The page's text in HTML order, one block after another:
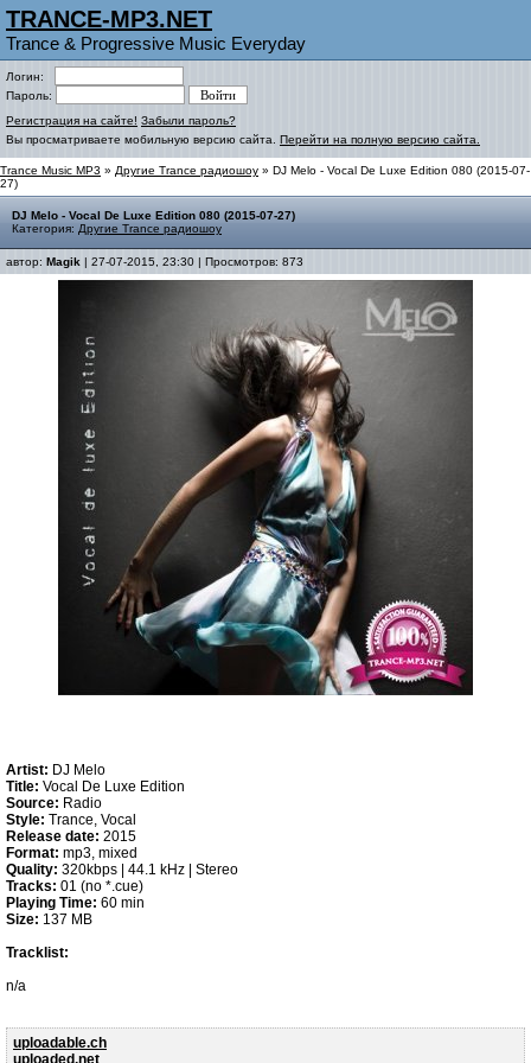
TRANCE-MP3.NET
Trance & Progressive Music Everyday
Логин:
Пароль:
Регистрация на сайте! Забыли пароль?
Вы просматриваете мобильную версию сайта. Перейти на полную версию сайта.
Trance Music MP3 » Другие Trance радиошоу » DJ Melo - Vocal De Luxe Edition 080 (2015-07-
27)
DJ Melo - Vocal De Luxe Edition 080 (2015-07-27)
Категория: Другие Trance радиошоу
автор: Magik | 27-07-2015, 23:30 | Просмотров: 873
Artist: DJ Melo
Title: Vocal De Luxe Edition
Source: Radio
Style: Trance, Vocal
Release date: 2015
Format: mp3, mixed
Quality: 320kbps | 44.1 kHz | Stereo
Tracks: 01 (no *.cue)
Playing Time: 60 min
Size: 137 MB
Tracklist:
n/a
uploadable.ch
uploaded.net